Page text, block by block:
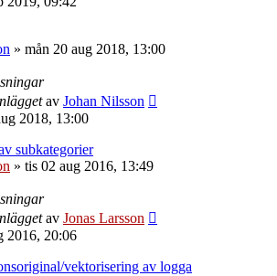
» mån 20 aug 2018, 13:00
av Johan Nilsson
2018, 13:00
subkategorier
» tis 02 aug 2016, 13:49
av Jonas Larsson
2016, 20:06
vektorisering av logga